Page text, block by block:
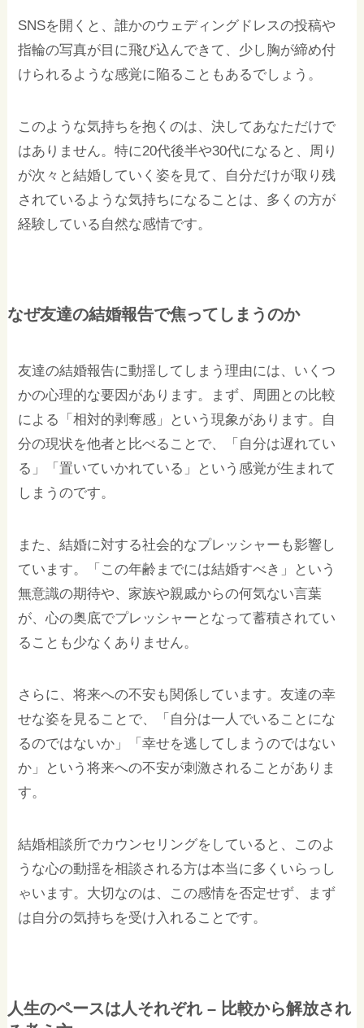
SNSを開くと、誰かのウェディングドレスの投稿や
指輪の写真が目に飛び込んできて、少し胸が締め付
けられるような感覚に陥ることもあるでしょう。
このような気持ちを抱くのは、決してあなただけで
はありません。特に20代後半や30代になると、周り
が次々と結婚していく姿を見て、自分だけが取り残
されているような気持ちになることは、多くの方が
経験している自然な感情です。
なぜ友達の結婚報告で焦ってしまうのか
友達の結婚報告に動揺してしまう理由には、いくつ
かの心理的な要因があります。まず、周囲との比較
による「相対的剥奪感」という現象があります。自
分の現状を他者と比べることで、「自分は遅れてい
る」「置いていかれている」という感覚が生まれて
しまうのです。
また、結婚に対する社会的なプレッシャーも影響し
ています。「この年齢までには結婚すべき」という
無意識の期待や、家族や親戚からの何気ない言葉
が、心の奥底でプレッシャーとなって蓄積されてい
ることも少なくありません。
さらに、将来への不安も関係しています。友達の幸
せな姿を見ることで、「自分は一人でいることにな
るのではないか」「幸せを逃してしまうのではない
か」という将来への不安が刺激されることがありま
す。
結婚相談所でカウンセリングをしていると、このよ
うな心の動揺を相談される方は本当に多くいらっし
ゃいます。大切なのは、この感情を否定せず、まず
は自分の気持ちを受け入れることです。
人生のペースは人それぞれ – 比較から解放され